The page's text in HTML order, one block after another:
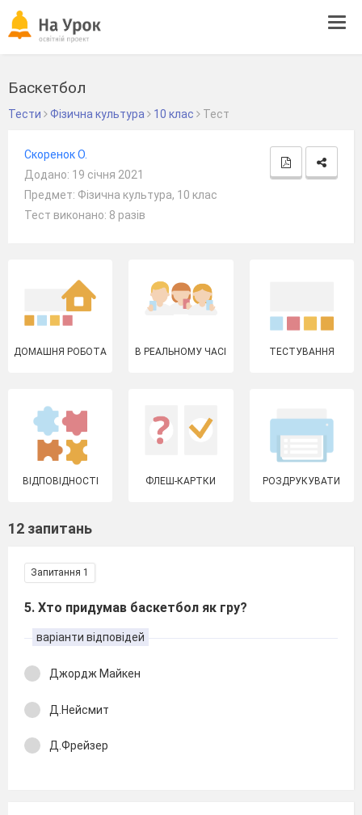
Баскетбол
Тести Фізична культура 10 клас Тест
Скоренок О.
Додано: 19 січня 2021
Предмет: Фізична культура, 10 клас
Тест виконано: 8 разів
ДОМАШНЯ РОБОТА В РЕАЛЬНОМУ ЧАСІ ТЕСТУВАННЯ
ВІДПОВІДНОСТІ ФЛЕШ-КАРТКИ РОЗДРУКУВАТИ
12 запитань
Запитання 1
5. Хто придумав баскетбол як гру?
варіанти відповідей
Джордж Майкен
Д.Нейсмит
Д.Фрейзер